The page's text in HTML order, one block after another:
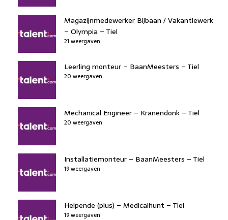
Magazijnmedewerker Bijbaan / Vakantiewerk
– Olympia – Tiel
21 weergaven
Leerling monteur – BaanMeesters – Tiel
20 weergaven
Mechanical Engineer – Kranendonk – Tiel
20 weergaven
Installatiemonteur – BaanMeesters – Tiel
19 weergaven
Helpende (plus) – Medicalhunt – Tiel
19 weergaven